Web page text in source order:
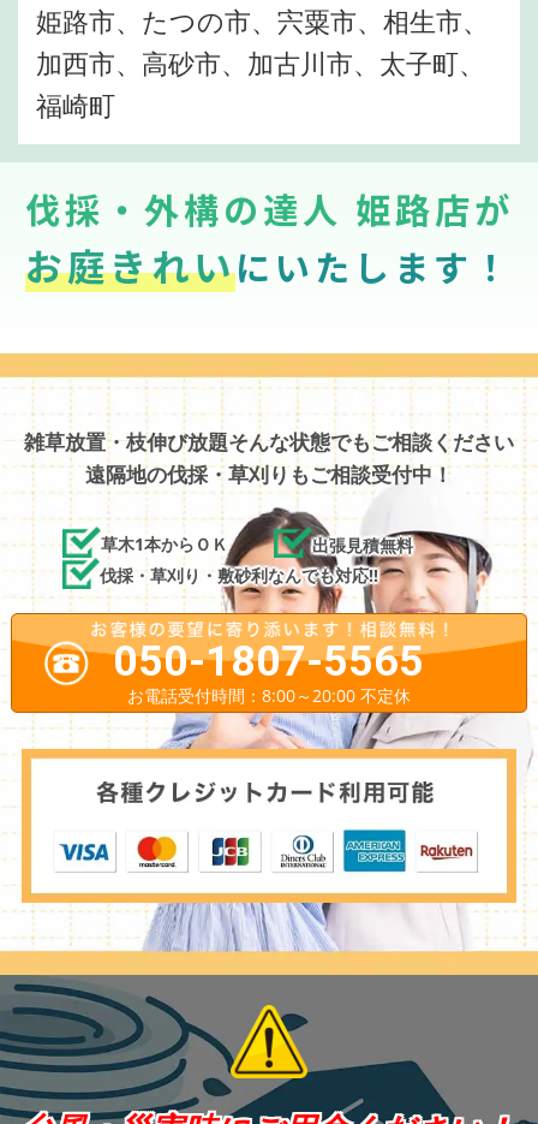
姫路市、たつの市、宍粟市、相生市、
加西市、高砂市、加古川市、太子町、
福崎町
伐採・外構の達人 姫路店が
お庭きれいにいたします！
雑草放置・枝伸び放題そんな状態でもご相談ください
遠隔地の伐採・草刈りもご相談受付中！
草木1本からＯＫ
出張見積無料
伐採・草刈り・敷砂利なんでも対応!!
050-1807-5565
お電話受付時間：8:00～20:00 不定休